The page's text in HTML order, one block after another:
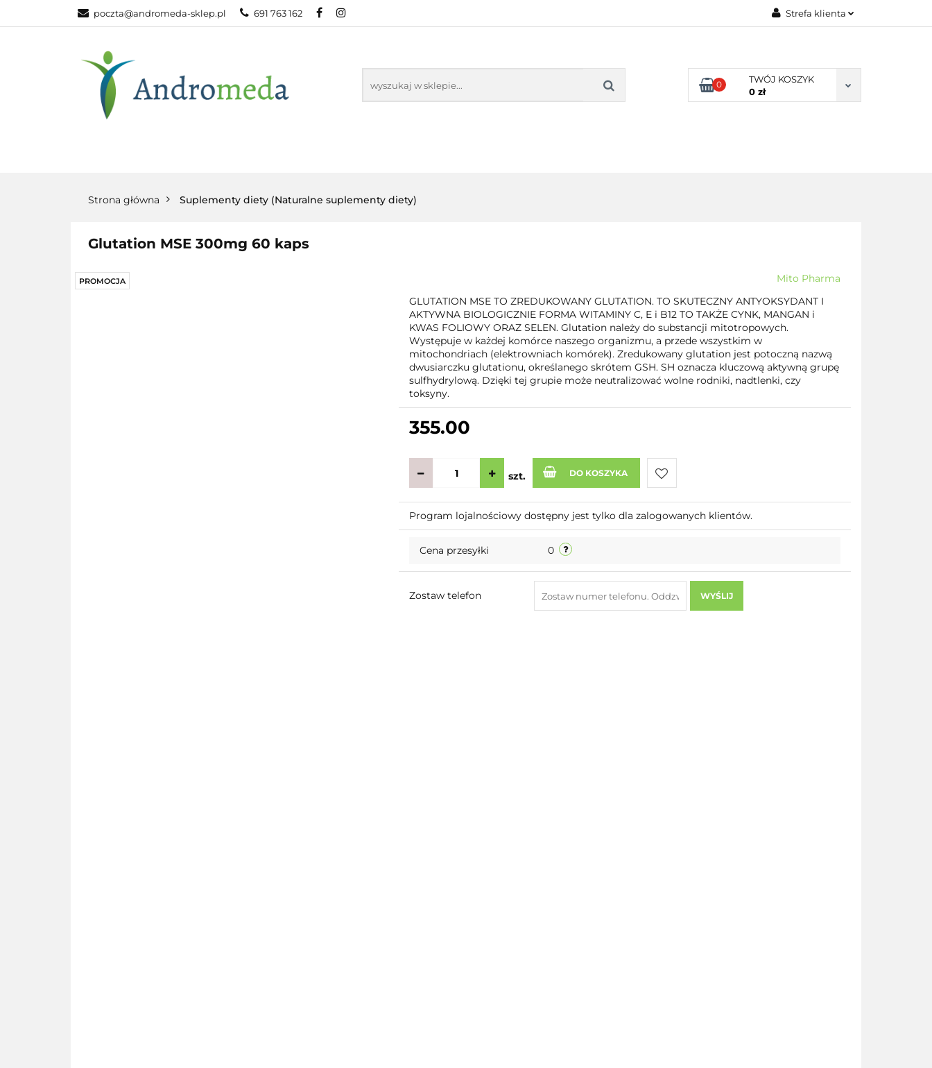
poczta@andromeda-sklep.pl 691 763 162 Strefa klienta
Zarejestruj się
Dodaj zgłoszenie
Zgody cookies
0
TWÓJ KOSZYK
0 zł
WITAMINY NATURALNE
DLA DOMU ZDROWA ŻYWNOŚĆ, DIETA
Strona główna Suplementy diety (Naturalne suplementy diety)
Glutation MSE 300mg 60 kaps
PROMOCJA
Mito Pharma
GLUTATION MSE TO ZREDUKOWANY GLUTATION. TO SKUTECZNY ANTYOKSYDANT I
AKTYWNA BIOLOGICZNIE FORMA WITAMINY C, E i B12 TO TAKŻE CYNK, MANGAN i
KWAS FOLIOWY ORAZ SELEN. Glutation należy do substancji mitotropowych.
Występuje w każdej komórce naszego organizmu, a przede wszystkim w
mitochondriach (elektrowniach komórek). Zredukowany glutation jest potoczną nazwą
dwusiarczku glutationu, określanego skrótem GSH. SH oznacza kluczową aktywną grupę
sulfhydrylową. Dzięki tej grupie może neutralizować wolne rodniki, nadtlenki, czy
toksyny.
355.00
szt. DO KOSZYKA
Do
przechowalni
Program lojalnościowy dostępny jest tylko dla zalogowanych klientów.
Cena przesyłki 0
Zostaw telefon WYŚLIJ